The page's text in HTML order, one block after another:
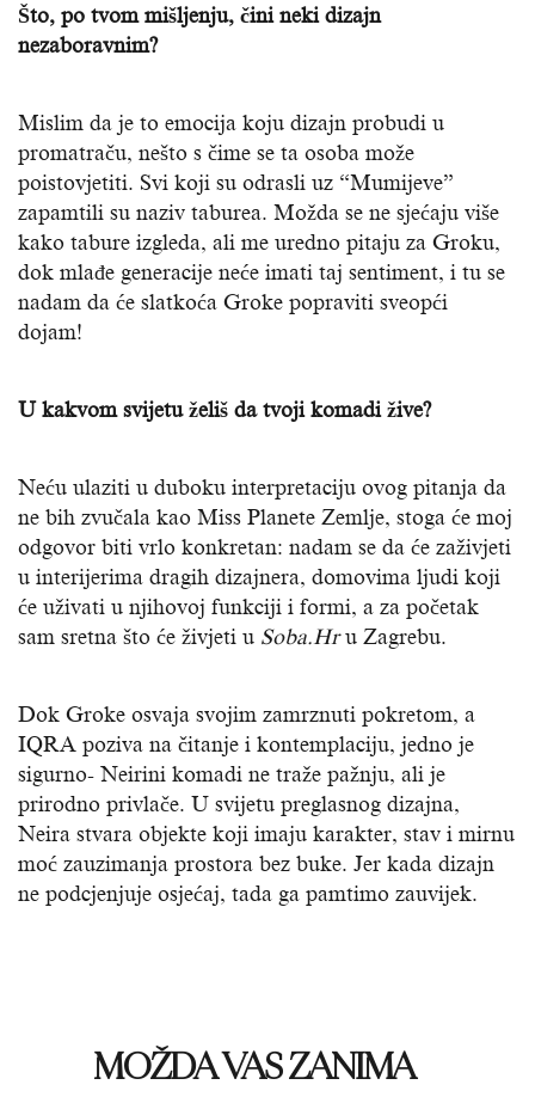
Što, po tvom mišljenju, čini neki dizajn
nezaboravnim?
Mislim da je to emocija koju dizajn probudi u
promatraču, nešto s čime se ta osoba može
poistovjetiti. Svi koji su odrasli uz “Mumijeve”
zapamtili su naziv taburea. Možda se ne sjećaju više
kako tabure izgleda, ali me uredno pitaju za Groku,
dok mlađe generacije neće imati taj sentiment, i tu se
nadam da će slatkoća Groke popraviti sveopći
dojam!
U kakvom svijetu želiš da tvoji komadi žive?
Neću ulaziti u duboku interpretaciju ovog pitanja da
ne bih zvučala kao Miss Planete Zemlje, stoga će moj
odgovor biti vrlo konkretan: nadam se da će zaživjeti
u interijerima dragih dizajnera, domovima ljudi koji
će uživati u njihovoj funkciji i formi, a za početak
sam sretna što će živjeti u Soba.Hru Zagrebu.
Dok Groke osvaja svojim zamrznuti pokretom, a
IQRA poziva na čitanje i kontemplaciju, jedno je
sigurno- Neirini komadi ne traže pažnju, ali je
prirodno privlače. U svijetu preglasnog dizajna,
Neira stvara objekte koji imaju karakter, stav i mirnu
moć zauzimanja prostora bez buke. Jer kada dizajn
ne podcjenjuje osjećaj, tada ga pamtimo zauvijek.
MOŽDA VAS ZANIMA